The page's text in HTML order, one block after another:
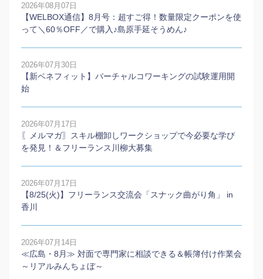
2026年08月07日
【WELBOX通信】8月号：超すご得！数量限定クーポンを使
って＼60％OFF／で購入♪島原手延そうめん♪
2026年07月30日
【新ベネフィット】バーチャルコワーキングの試験運用開
始
2026年07月17日
〖メルマガ〗スキル棚卸しワークショップで今必要な学び
を発見！＆フリーランス川柳大募集
2026年07月17日
【8/25(火)】フリーランス交流会「スナック曲がり角」 in
香川
2026年07月14日
≪広島・8月≫ 対面で専門家に相談できる＆帳簿付け作業会
～リアルみんちょぼ～